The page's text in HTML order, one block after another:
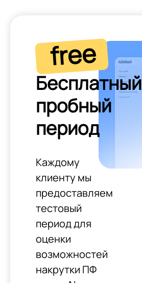
free
Бесплатный
пробный
период
Каждому
клиенту мы
предоставляем
тестовый
период для
оценки
возможностей
накрутки ПФ